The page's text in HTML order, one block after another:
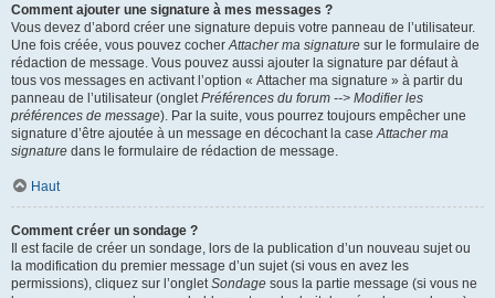
Comment ajouter une signature à mes messages ?
Vous devez d’abord créer une signature depuis votre panneau de l’utilisateur.
Une fois créée, vous pouvez cocherAttacher ma signature sur le formulaire de
rédaction de message. Vous pouvez aussi ajouter la signature par défaut à
tous vos messages en activant l’option « Attacher ma signature » à partir du
panneau de l’utilisateur (ongletPréférences du forum --> Modifier les
préférences de message). Par la suite, vous pourrez toujours empêcher une
signature d’être ajoutée à un message en décochant la caseAttacher ma
signature dans le formulaire de rédaction de message.
Haut
Comment créer un sondage ?
Il est facile de créer un sondage, lors de la publication d’un nouveau sujet ou
la modification du premier message d’un sujet (si vous en avez les
permissions), cliquez sur l’ongletSondage sous la partie message (si vous ne